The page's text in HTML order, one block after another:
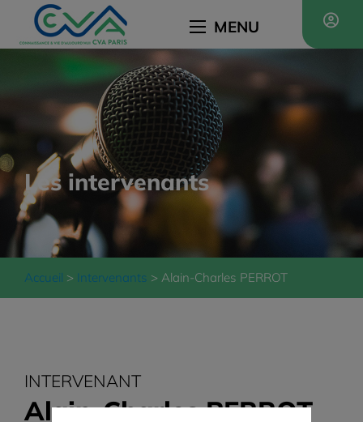
MENU
Les intervenants
Accueil Intervenants Alain-Charles PERROT
INTERVENANT
Alain-Charles PERROT